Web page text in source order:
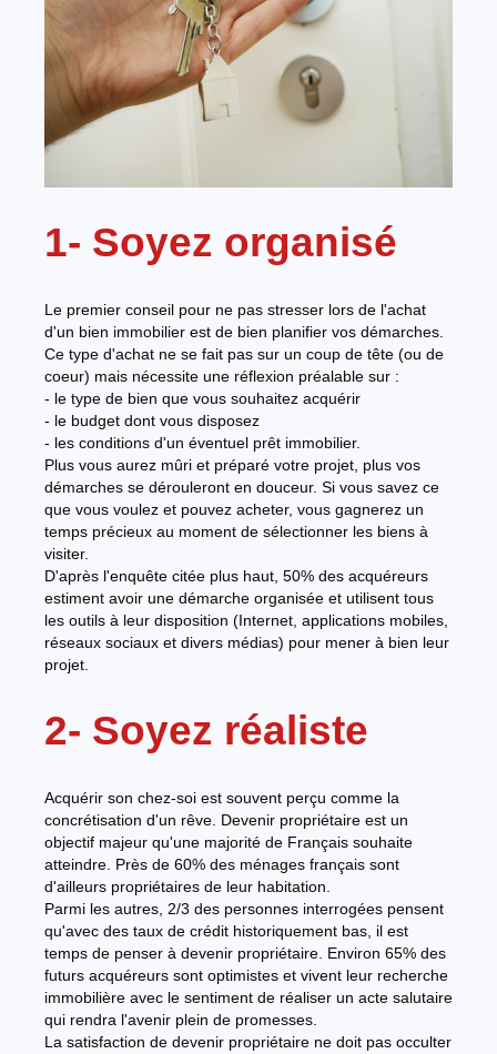
1- Soyez organisé
Le premier conseil pour ne pas stresser lors de l'achat
d'un bien immobilier est de bien planifier vos démarches.
Ce type d'achat ne se fait pas sur un coup de tête (ou de
coeur) mais nécessite une réflexion préalable sur :
- le type de bien que vous souhaitez acquérir
- le budget dont vous disposez
- les conditions d'un éventuel prêt immobilier.
Plus vous aurez mûri et préparé votre projet, plus vos
démarches se dérouleront en douceur. Si vous savez ce
que vous voulez et pouvez acheter, vous gagnerez un
temps précieux au moment de sélectionner les biens à
visiter.
D'après l'enquête citée plus haut, 50% des acquéreurs
estiment avoir une démarche organisée et utilisent tous
les outils à leur disposition (Internet, applications mobiles,
réseaux sociaux et divers médias) pour mener à bien leur
projet.
2- Soyez réaliste
Acquérir son chez-soi est souvent perçu comme la
concrétisation d'un rêve. Devenir propriétaire est un
objectif majeur qu'une majorité de Français souhaite
atteindre. Près de 60% des ménages français sont
d'ailleurs propriétaires de leur habitation.
Parmi les autres, 2/3 des personnes interrogées pensent
qu'avec des taux de crédit historiquement bas, il est
temps de penser à devenir propriétaire. Environ 65% des
futurs acquéreurs sont optimistes et vivent leur recherche
immobilière avec le sentiment de réaliser un acte salutaire
qui rendra l'avenir plein de promesses.
La satisfaction de devenir propriétaire ne doit pas occulter